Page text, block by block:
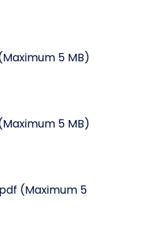
5 MB)
5 MB)
(Maximum 5